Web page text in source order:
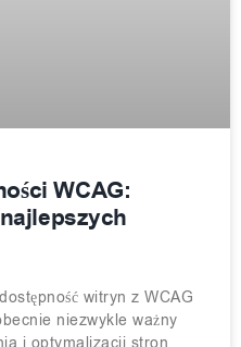
WCAG:
witryn z WCAG
niezwykle ważny
i optymalizacji stron